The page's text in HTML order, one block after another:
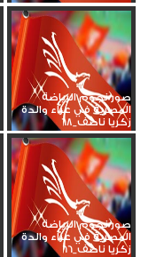
صور نجوم الرياضة
المصرية في عزاء والدة
زكريا ناصف_68
صور نجوم الرياضة
المصرية في عزاء والدة
زكريا ناصف_66